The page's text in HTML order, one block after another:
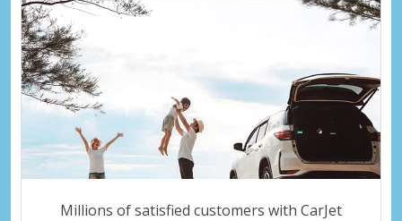
Millions of satisfied customers with CarJet